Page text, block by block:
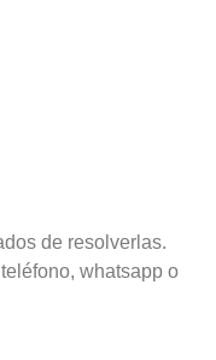
de resolverlas.
whatsapp o